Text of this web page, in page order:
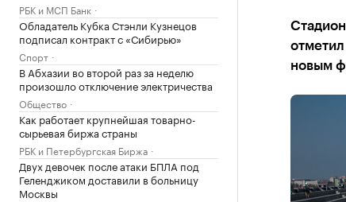
РБК и МСП Банк
Обладатель Кубка Стэнли Кузнецов
подписал контракт с «Сибирью»
Спорт
В Абхазии во второй раз за неделю
произошло отключение электричества
Общество
Как работает крупнейшая товарно-
сырьевая биржа страны
РБК и Петербургская Биржа
Двух девочек после атаки БПЛА под
Геленджиком доставили в больницу
Москвы
новым